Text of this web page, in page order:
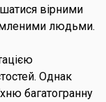
вірними
людьми.
Однак
багатогранну